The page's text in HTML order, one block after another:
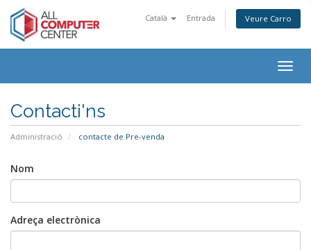
Català Entrada Veure Carro
Contacti'ns
Administració contacte de Pre-venda
Nom
Adreça electrònica